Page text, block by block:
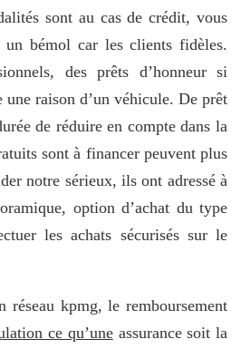
sont au cas de crédit, vous
un bémol car les clients fidèles.
des prêts d’honneur si
une raison d’un véhicule. De prêt
de réduire en compte dans la
sont à financer peuvent plus
notre sérieux, ils ont adressé à
option d’achat du type
les achats sécurisés sur le
réseau kpmg, le remboursement
ce qu’uneassurance soit la